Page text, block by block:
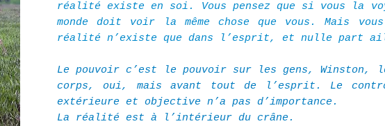
réalité existe en soi. Vous pensez que si vous la
monde doit voir la même chose que vous. Mais
réalité n’existe que dans l’esprit, et nulle part
Le pouvoir c’est le pouvoir sur les gens, Winston,
corps, oui, mais avant tout de l’esprit. Le
extérieure et objective n’a pas d’importance.
La réalité est à l’intérieur du crâne.